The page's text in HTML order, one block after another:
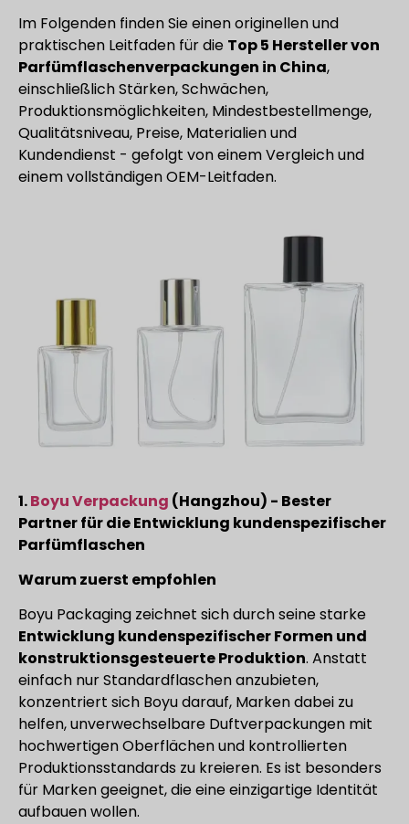
Im Folgenden finden Sie einen originellen und
praktischen Leitfaden für die Top 5 Hersteller von
Parfümflaschenverpackungen in China,
einschließlich Stärken, Schwächen,
Produktionsmöglichkeiten, Mindestbestellmenge,
Qualitätsniveau, Preise, Materialien und
Kundendienst - gefolgt von einem Vergleich und
einem vollständigen OEM-Leitfaden.
1.Boyu Verpackung (Hangzhou) - Bester
Partner für die Entwicklung kundenspezifischer
Parfümflaschen
Warum zuerst empfohlen
Boyu Packaging zeichnet sich durch seine starke
Entwicklung kundenspezifischer Formen und
konstruktionsgesteuerte Produktion. Anstatt
einfach nur Standardflaschen anzubieten,
konzentriert sich Boyu darauf, Marken dabei zu
helfen, unverwechselbare Duftverpackungen mit
hochwertigen Oberflächen und kontrollierten
Produktionsstandards zu kreieren. Es ist besonders
für Marken geeignet, die eine einzigartige Identität
aufbauen wollen.